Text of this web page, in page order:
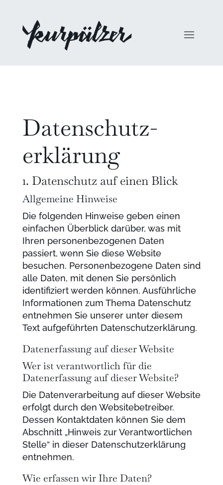
Datenschutz­
erklärung
1. Datenschutz auf einen Blick
Allgemeine Hinweise
Die folgenden Hinweise geben einen
einfachen Überblick darüber, was mit
Ihren personenbezogenen Daten
passiert, wenn Sie diese Website
besuchen. Personenbezogene Daten sind
alle Daten, mit denen Sie persönlich
identifiziert werden können. Ausführliche
Informationen zum Thema Datenschutz
entnehmen Sie unserer unter diesem
Text aufgeführten Datenschutzerklärung.
Datenerfassung auf dieser Website
Wer ist verantwortlich für die
Datenerfassung auf dieser Website?
Die Datenverarbeitung auf dieser Website
erfolgt durch den Websitebetreiber.
Dessen Kontaktdaten können Sie dem
Abschnitt „Hinweis zur Verantwortlichen
Stelle“ in dieser Datenschutzerklärung
entnehmen.
Wie erfassen wir Ihre Daten?